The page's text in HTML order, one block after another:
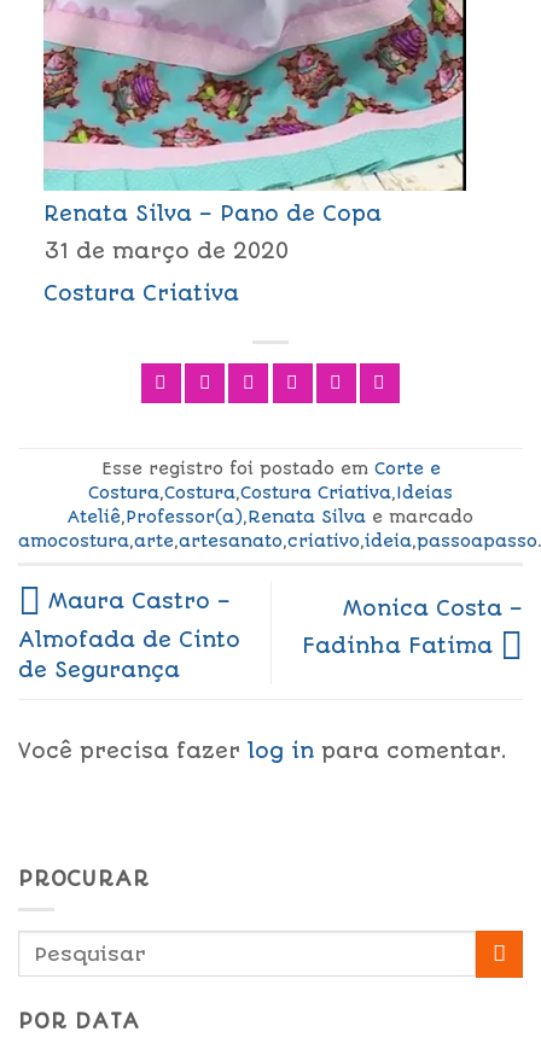
Renata Silva – Pano de Copa
31 de março de 2020
Costura Criativa
Esse registro foi postado em Corte e
Costura,Costura,Costura Criativa,Ideias
Ateliê,Professor(a),Renata Silva e marcado
amocostura,arte,artesanato,criativo,ideia,passoapasso.
Maura Castro –
Almofada de Cinto
de Segurança
Monica Costa –
Fadinha Fatima
Você precisa fazer log in para comentar.
PROCURAR
POR DATA